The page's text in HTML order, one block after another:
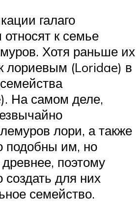
галаго
к семье
Хотя раньше их
лориевым (Loridae) в
На самом деле,
лори, а также
подобны им, но
поэтому
для них
семейство.